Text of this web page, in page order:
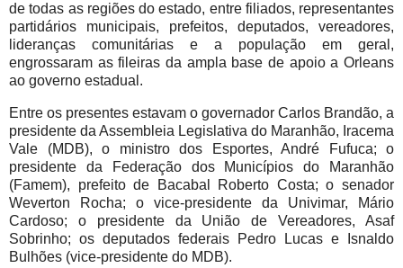
de todas as regiões do estado, entre filiados, representantes
partidários municipais, prefeitos, deputados, vereadores,
lideranças comunitárias e a população em geral,
engrossaram as fileiras da ampla base de apoio a Orleans
ao governo estadual.
Entre os presentes estavam o governador Carlos Brandão, a
presidente da Assembleia Legislativa do Maranhão, Iracema
Vale (MDB), o ministro dos Esportes, André Fufuca; o
presidente da Federação dos Municípios do Maranhão
(Famem), prefeito de Bacabal Roberto Costa; o senador
Weverton Rocha; o vice-presidente da Univimar, Mário
Cardoso; o presidente da União de Vereadores, Asaf
Sobrinho; os deputados federais Pedro Lucas e Isnaldo
Bulhões (vice-presidente do MDB).